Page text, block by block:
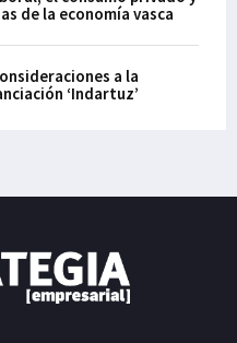
de la economía vasca
a la
‘Indartuz’